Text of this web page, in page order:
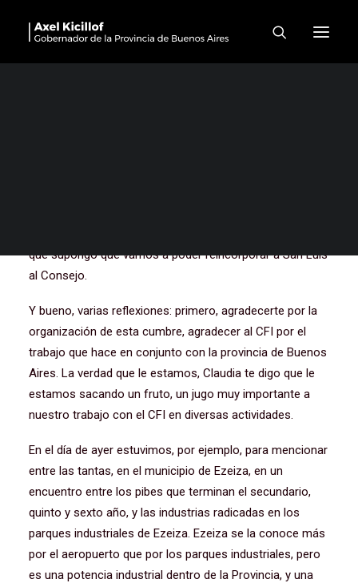
Cumbre de Logística del
Consejo Federal de
que supongo que vamos a poder reincorporar a San Luis
al Consejo.
Y bueno, varias reflexiones: primero, agradecerte por la
organización de esta cumbre, agradecer al CFI por el
trabajo que hace en conjunto con la provincia de Buenos
Aires. La verdad que le estamos, Claudia te digo que le
estamos sacando un fruto, un jugo muy importante a
nuestro trabajo con el CFI en diversas actividades.
En el día de ayer estuvimos, por ejemplo, para mencionar
entre las tantas, en el municipio de Ezeiza, en un
encuentro entre los pibes que terminan el secundario,
quinto y sexto año, y las industrias radicadas en los
parques industriales de Ezeiza. Ezeiza se la conoce más
por el aeropuerto que por los parques industriales, pero
es una potencia industrial dentro de la Provincia, y una